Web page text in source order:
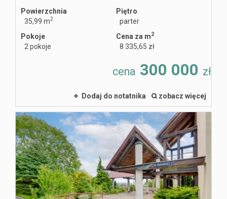
Powierzchnia
35,99 m2
Piętro
parter
Pokoje
2 pokoje
Cena za m2
8 335,65 zł
cena 300 000 zł
Dodaj do notatnika zobacz więcej